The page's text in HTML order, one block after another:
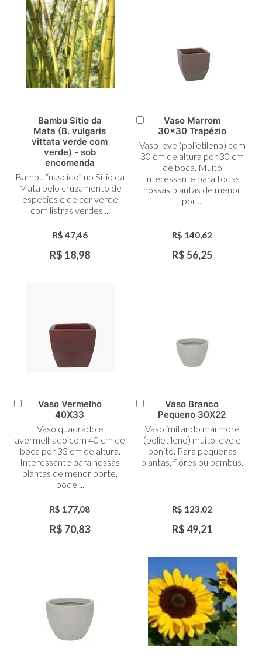
Bambu Sitio da
Mata (B. vulgaris
vittata verde com
verde) - sob
encomenda
Bambu “nascido” no Sitio da
Mata pelo cruzamento de
espécies é de cor verde
com listras verdes ...
R$ 47,46
R$ 18,98
Adicionar
Carrinho
Vaso Marrom
30x30 Trapézio
Vaso leve (polietileno) com
30 cm de altura por 30 cm
de boca. Muito
interessante para todas
nossas plantas de menor
por ...
R$ 140,62
R$ 56,25
Carrinho
Vaso Vermelho
40X33
Vaso quadrado e
avermelhado com 40 cm de
boca por 33 cm de altura.
Interessante para nossas
plantas de menor porte,
pode ...
R$ 177,08
R$ 70,83
Adicionar
Carrinho
Vaso Branco
Pequeno 30X22
Vaso imitando mármore
(polietileno) muito leve e
bonito. Para pequenas
plantas, flores ou bambus.
R$ 123,02
R$ 49,21